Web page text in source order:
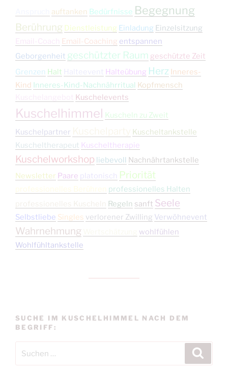
auftanken Bedürfnisse Begegnung
Berührung Dienstleistung Einladung Einzelsitzung
Email-Coach
Email-Coaching entspannen
Geborgenheit geschützter Raum geschützte Zeit
Grenzen Halt Halteübung Herz Inneres-
Kind Inneres-Kind-Nachnährritual Kopfmensch
Kuschelevents
Kuschelhimmel Kuscheln zu Zweit
Kuschelpartner
Kuscheltankstelle
Kuscheltherapeut Kuscheltherapie
Kuschelworkshop liebevoll Nachnährtankstelle
Newsletter Paare platonisch Priorität
professionelles Berühren professionelles Halten
professionelles Kuscheln
Regeln sanft Seele
Selbstliebe Singles verlorener Zwilling Verwöhnevent
Wahrnehmung
wohlfühlen
Wohlfühltankstelle
SUCHE IM KUSCHELHIMMEL NACH DEM
BEGRIFF:
nach: